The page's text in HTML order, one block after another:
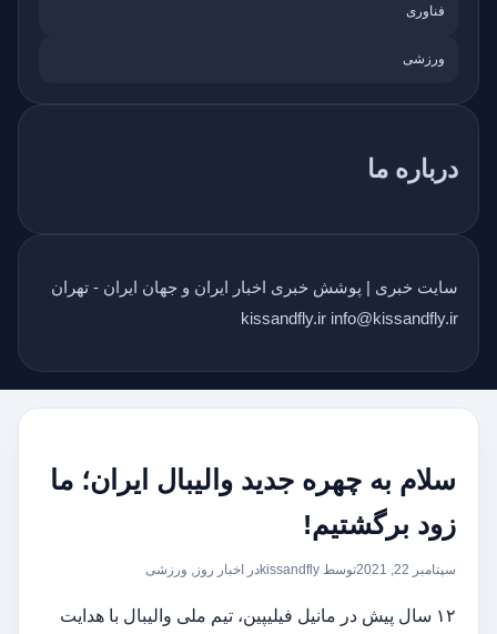
فناوری
ورزشی
درباره ما
سایت خبری | پوشش خبری اخبار ایران و جهان ایران - تهران
kissandfly.ir info@kissandfly.ir
سلام به چهره‌ جدید والیبال ایران؛ ما
زود برگشتیم!
سپتامبر 22, 2021 توسط kissandfly در اخبار روز , ورزشی
۱۲ سال پیش در مانیل فیلیپین، تیم ملی والیبال با هدایت